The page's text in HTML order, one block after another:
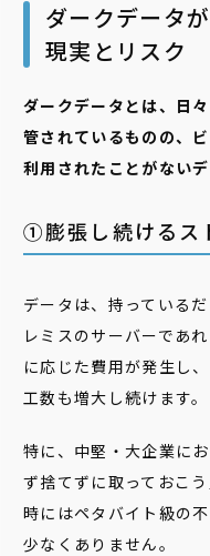
ダークデータ
現実とリスク
ダークデータとは、日
管されているものの、
利用されたことがないデ
①膨張し続けるス
データは、持っている
レミスのサーバーであ
に応じた費用が発生し
工数も増大し続けます。
特に、中堅・大企業に
ず捨てずに取っておこ
時にはペタバイト級の
少なくありません。